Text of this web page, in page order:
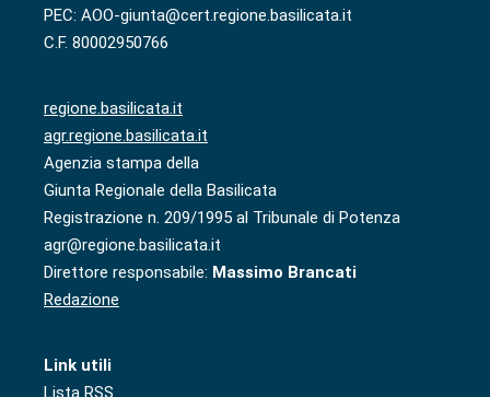
PEC: AOO-giunta@cert.regione.basilicata.it
C.F. 80002950766
regione.basilicata.it
agr.regione.basilicata.it
Agenzia stampa della
Giunta Regionale della Basilicata
Registrazione n. 209/1995 al Tribunale di Potenza
agr@regione.basilicata.it
Direttore responsabile: Massimo Brancati
Redazione
Link utili
Lista RSS